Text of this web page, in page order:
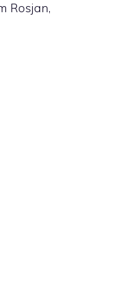
Rosjan,